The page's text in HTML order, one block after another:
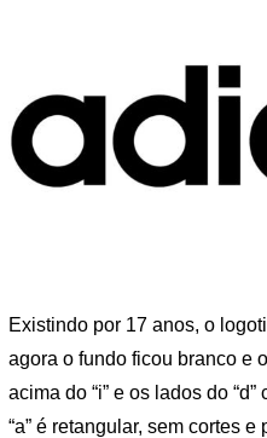
Existindo por 17 anos, o
agora o fundo ficou branco e
acima do “i” e os lados do
“a” é retangular, sem cortes e